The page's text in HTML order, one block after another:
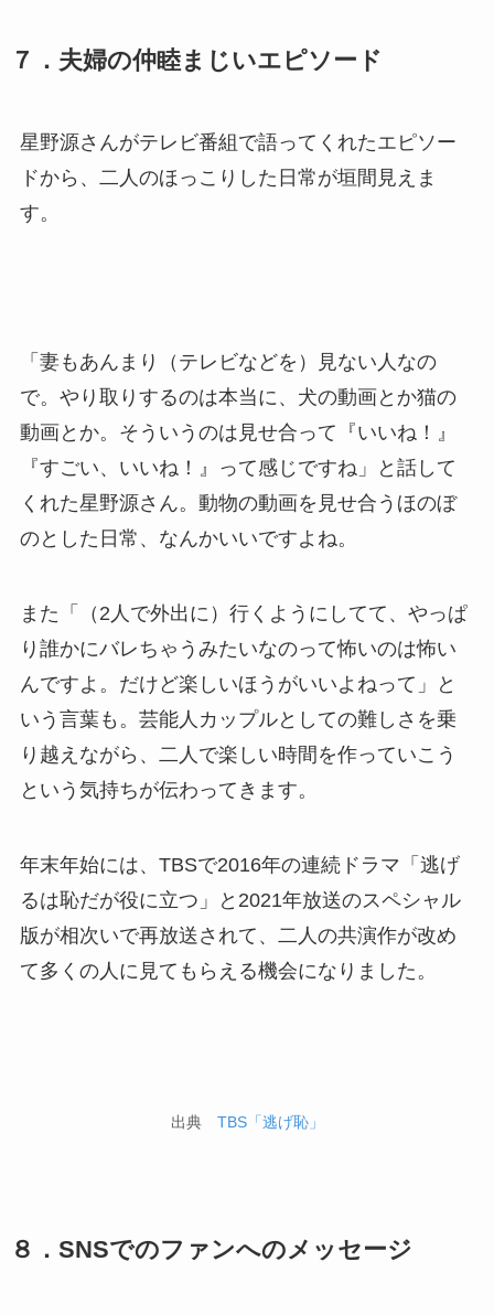
７．夫婦の仲睦まじいエピソード
星野源さんがテレビ番組で語ってくれたエピソー
ドから、二人のほっこりした日常が垣間見えま
す。
「妻もあんまり（テレビなどを）見ない人なの
で。やり取りするのは本当に、犬の動画とか猫の
動画とか。そういうのは見せ合って『いいね！』
『すごい、いいね！』って感じですね」と話して
くれた星野源さん。動物の動画を見せ合うほのぼ
のとした日常、なんかいいですよね。
また「（2人で外出に）行くようにしてて、やっぱ
り誰かにバレちゃうみたいなのって怖いのは怖い
んですよ。だけど楽しいほうがいいよねって」と
いう言葉も。芸能人カップルとしての難しさを乗
り越えながら、二人で楽しい時間を作っていこう
という気持ちが伝わってきます。
年末年始には、TBSで2016年の連続ドラマ「逃げ
るは恥だが役に立つ」と2021年放送のスペシャル
版が相次いで再放送されて、二人の共演作が改め
て多くの人に見てもらえる機会になりました。
出典 TBS「逃げ恥」
８．SNSでのファンへのメッセージ